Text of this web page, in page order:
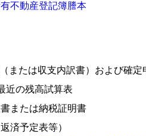
不動産登記簿謄本
または収支内訳書）および確定
近の残高試算表
または納税証明書
済予定表等）